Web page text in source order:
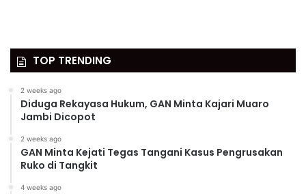
TOP TRENDING
2 weeks ago
Diduga Rekayasa Hukum, GAN Minta Kajari Muaro
Jambi Dicopot
2 weeks ago
GAN Minta Kejati Tegas Tangani Kasus Pengrusakan
Ruko di Tangkit
4 weeks ago